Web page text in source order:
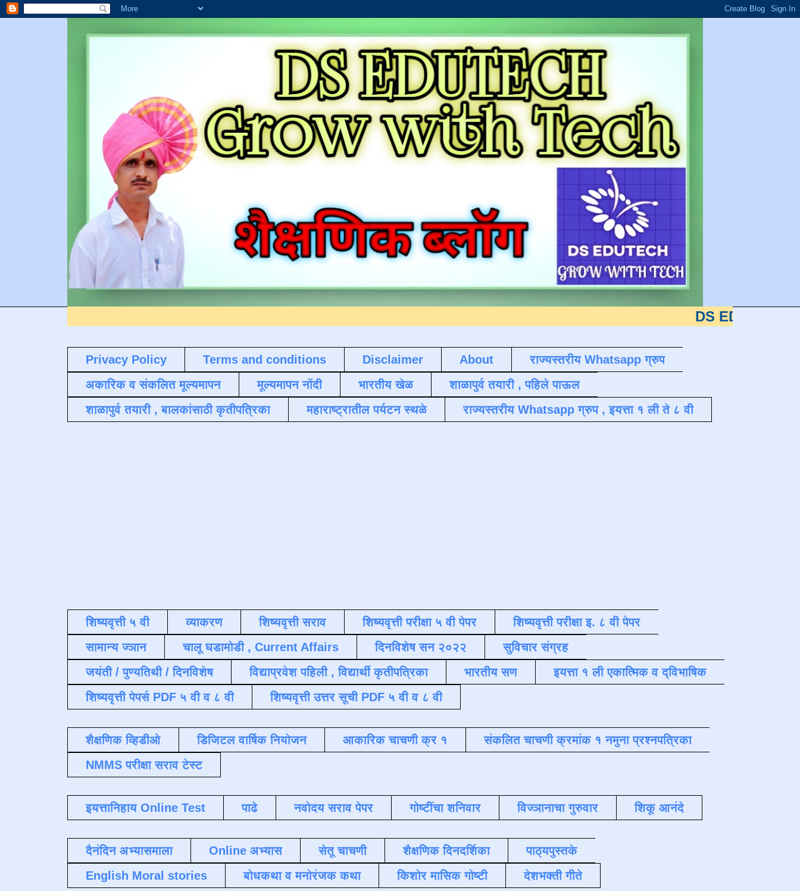
DS EDUTECH या शैक्षणिक
Privacy Policy Terms and conditions Disclaimer About
राज्यस्तरीय Whatsapp ग्रुप
अकारिक व संकलित मूल्यमापन
मूल्यमापन नोंदी भारतीय खेळ
शाळापुर्व तयारी , पहिले पाऊल
शाळापुर्व तयारी , बालकांसाठी कृतीपत्रिका
महाराष्ट्रातील पर्यटन स्थळे राज्यस्तरीय Whatsapp ग्रुप , इयत्ता १ ली ते ८ वी
शिष्यवृत्ती ५ वी व्याकरण शिष्यवृत्ती सराव शिष्यवृत्ती परीक्षा ५ वी पेपर
शिष्यवृत्ती परीक्षा इ. ८ वी पेपर
सामान्य ज्ञान
चालू घडामोडी , Current Affairs दिनविशेष सन २०२२
सुविचार संग्रह
जयंती / पुण्यतिथी / दिनविशेष
विद्याप्रवेश पहिली , विद्यार्थी कृतीपत्रिका भारतीय सण
इयत्ता १ ली एकात्मिक व द्विभाषिक
शिष्यवृत्ती पेपर्स PDF ५ वी व ८ वी
शिष्यवृत्ती उत्तर सूची PDF ५ वी व ८ वी
शैक्षणिक व्हिडीओ डिजिटल वार्षिक नियोजन आकारिक चाचणी क्र १
संकलित चाचणी क्रमांक १ नमुना प्रश्नपत्रिका
NMMS परीक्षा सराव टेस्ट
इयत्तानिहाय Online Test पाढे नवोदय सराव पेपर गोष्टींचा शनिवार विज्ञानाचा गुरुवार शिकू आनंदे
दैनंदिन अभ्यासमाला Online अभ्यास सेतू चाचणी शैक्षणिक दिनदर्शिका
पाठ्यपुस्तके
English Moral stories
बोधकथा व मनोरंजक कथा किशोर मासिक गोष्टी देशभक्ती गीते